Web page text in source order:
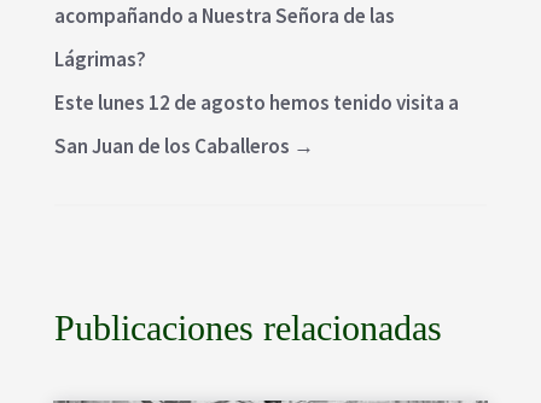
acompañando a Nuestra Señora de las
Lágrimas?
Este lunes 12 de agosto hemos tenido visita a
San Juan de los Caballeros →
Publicaciones relacionadas